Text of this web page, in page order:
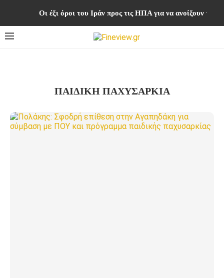
Οι έξι όροι του Ιράν προς τις ΗΠΑ για να ανοίξουν τα
ΠΑΙΔΙΚΗ ΠΑΧΥΣΑΡΚΙΑ